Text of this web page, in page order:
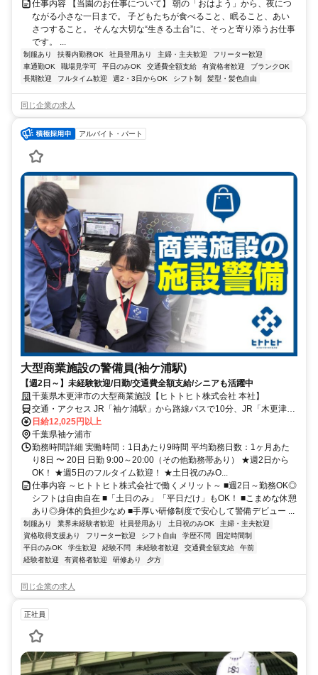
仕事内容 【当園のお仕事について】 朝の「おはよう」から、夜につ
ながる小さな一日まで。 子どもたちが食べること、眠ること、あい
さつすること。 そんな大切な“生きる土台”に、そっと寄り添うお仕事
です。 ...
制服あり 扶養内勤務OK 社員登用あり 主婦・主夫歓迎
フリーター歓迎
車通勤OK
職場見学可 平日のみOK 交通費全額支給 有資格者歓迎
ブランクOK
長期歓迎
フルタイム歓迎 週2・3日からOK シフト制 髪型・髪色自由
同じ企業の求人
アルバイト・パート
大型商業施設の警備員(袖ケ浦駅)
【週2日～】未経験歓迎/日勤/交通費全額支給/シニアも活躍中
千葉県木更津市の大型商業施設【ヒトトヒト株式会社 本社】
交通・アクセス JR「袖ケ浦駅」から路線バスで10分、JR「木更津
駅」から路線バスで20分
日給12,025円以上
千葉県袖ケ浦市
勤務時間詳細 実働時間：1日あたり9時間 平均勤務日数：1ヶ月あた
り8日 〜 20日 日勤 9:00～20:00（その他勤務帯あり） ★週2日から
OK！ ★週5日のフルタイム歓迎！ ★土日祝のみO...
仕事内容 ～ヒトトヒト株式会社で働くメリット～ ■週2日～勤務OK◎
シフトは自由自在 ■「土日のみ」「平日だけ」もOK！ ■こまめな休憩
あり◎身体的負担少なめ ■手厚い研修制度で安心して警備デビュー ...
制服あり 業界未経験者歓迎 社員登用あり 土日祝のみOK
主婦・主夫歓迎
資格取得支援あり
フリーター歓迎 シフト自由 学歴不問
固定時間制
平日のみOK
学生歓迎 経験不問 未経験者歓迎 交通費全額支給
午前
経験者歓迎
有資格者歓迎 研修あり 夕方
同じ企業の求人
正社員